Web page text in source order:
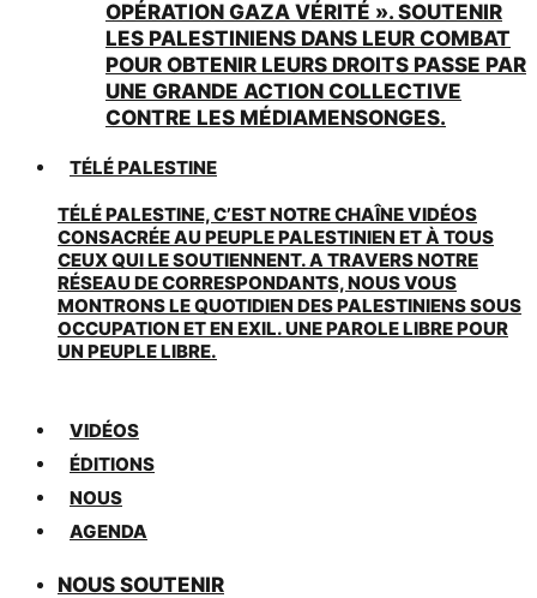
OPÉRATION GAZA VÉRITÉ ». SOUTENIR
LES PALESTINIENS DANS LEUR COMBAT
POUR OBTENIR LEURS DROITS PASSE PAR
UNE GRANDE ACTION COLLECTIVE
CONTRE LES MÉDIAMENSONGES.
TÉLÉ PALESTINE
TÉLÉ PALESTINE, C’EST NOTRE CHAÎNE VIDÉOS
CONSACRÉE AU PEUPLE PALESTINIEN ET À TOUS
CEUX QUI LE SOUTIENNENT. A TRAVERS NOTRE
RÉSEAU DE CORRESPONDANTS, NOUS VOUS
MONTRONS LE QUOTIDIEN DES PALESTINIENS SOUS
OCCUPATION ET EN EXIL. UNE PAROLE LIBRE POUR
UN PEUPLE LIBRE.
VIDÉOS
ÉDITIONS
NOUS
AGENDA
NOUS SOUTENIR